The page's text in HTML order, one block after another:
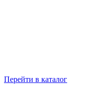
Перейти в каталог